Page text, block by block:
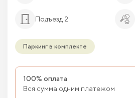
Подъезд 2
Паркинг в комплекте
100% оплата
Вся сумма одним платежом